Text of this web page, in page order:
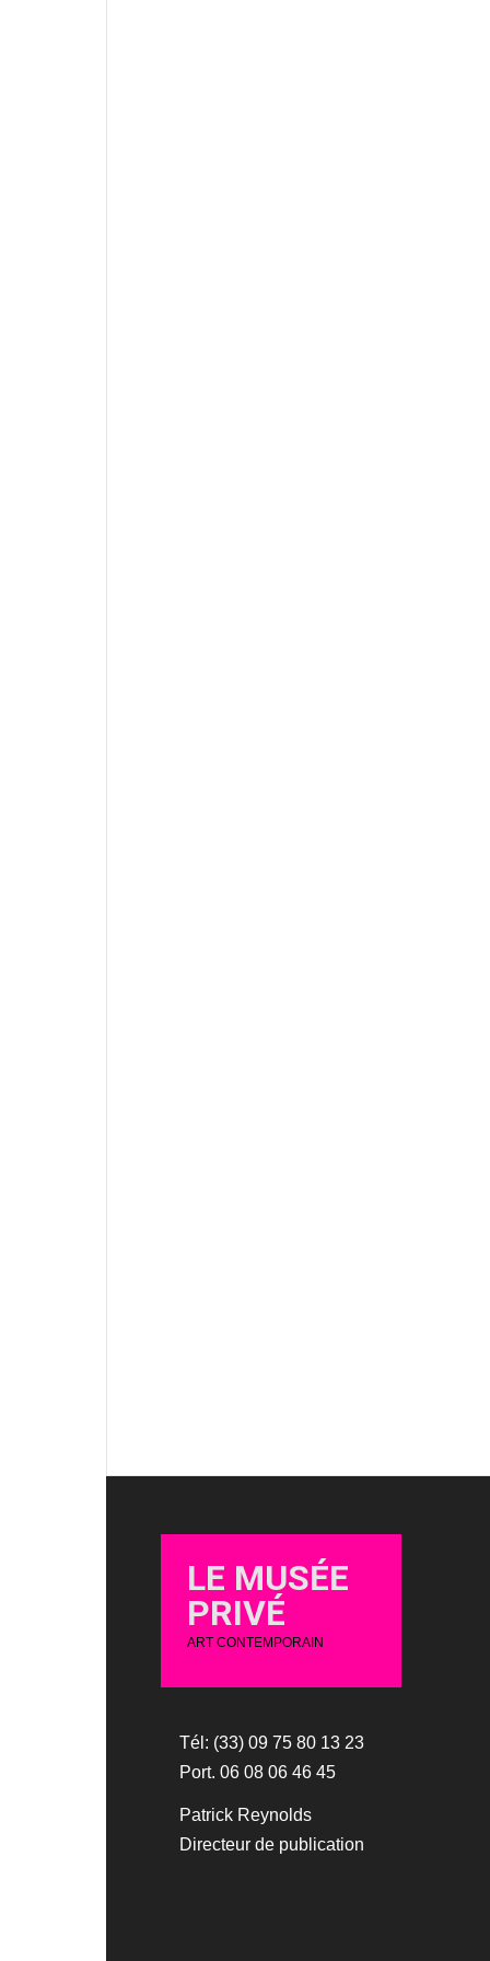
LE MUSÉE
PRIVÉ
ART CONTEMPORAIN
Tél: (33) 09 75 80 13 23
Port. 06 08 06 46 45
Patrick Reynolds
Directeur de publication